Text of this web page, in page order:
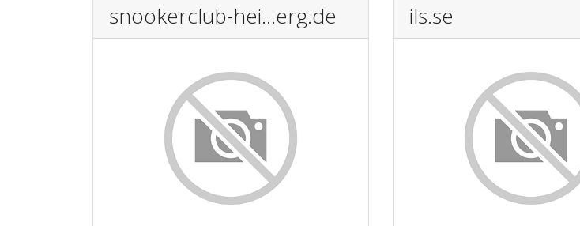
snookerclub-hei...erg.de ils.se